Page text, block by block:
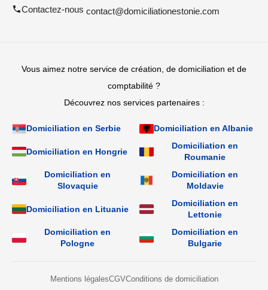
Contactez-nous contact@domiciliationestonie.com
Vous aimez notre service de création, de domiciliation et de
comptabilité ?
Découvrez nos services partenaires :
Domiciliation en Serbie Domiciliation en Albanie
Domiciliation en Hongrie
Domiciliation en
Roumanie
Domiciliation en
Slovaquie
Domiciliation en
Moldavie
Domiciliation en Lituanie
Domiciliation en
Lettonie
Domiciliation en
Pologne
Domiciliation en
Bulgarie
Mentions légalesCGVConditions de domiciliation